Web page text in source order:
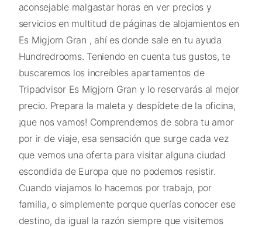
aconsejable malgastar horas en ver precios y
servicios en multitud de páginas de alojamientos en
Es Migjorn Gran , ahí es donde sale en tu ayuda
Hundredrooms. Teniendo en cuenta tus gustos, te
buscaremos los increíbles apartamentos de
Tripadvisor Es Migjorn Gran y lo reservarás al mejor
precio. Prepara la maleta y despídete de la oficina,
¡que nos vamos! Comprendemos de sobra tu amor
por ir de viaje, esa sensación que surge cada vez
que vemos una oferta para visitar alguna ciudad
escondida de Europa que no podemos resistir.
Cuando viajamos lo hacemos por trabajo, por
familia, o simplemente porque querías conocer ese
destino, da igual la razón siempre que visitemos